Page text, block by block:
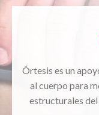
Órtesis es un
al cuerpo para
estructurales